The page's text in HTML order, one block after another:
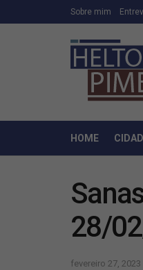
Sobre mim
HOME
28/
fevereiro 27, 2023